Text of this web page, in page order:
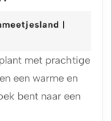
planten
levendige
oranje
bloemen
|
met prachtige
een warme en
bent naar een